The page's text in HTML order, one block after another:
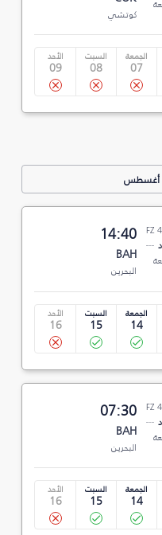
كوتشي
الجمعة
07
السبت
08
الأحد
09
14:40
BAH
البحرين
الجمعة
14
السبت
15
الأحد
16
07:30
BAH
البحرين
الجمعة
14
السبت
15
الأحد
16